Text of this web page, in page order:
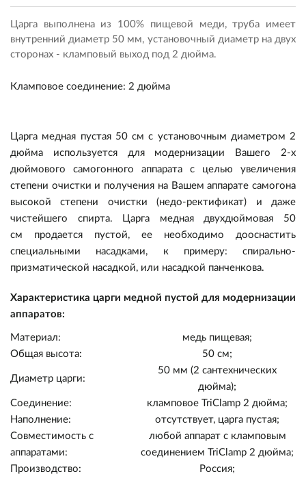
Царга выполнена из 100% пищевой меди, труба имеет
внутренний диаметр 50 мм, установочный диаметр на двух
сторонах - кламповый выход под 2 дюйма.
Кламповое соединение: 2 дюйма
Царга медная пустая 50 см с установочным диаметром 2
дюйма используется для модернизации Вашего 2-х
дюймового самогонного аппарата с целью увеличения
степени очистки и получения на Вашем аппарате самогона
высокой степени очистки (недо-ректификат) и даже
чистейшего спирта. Царга медная двухдюймовая 50
см продается пустой, ее необходимо дооснастить
специальными насадками, к примеру: спирально-
призматической насадкой, или насадкой панченкова.
Характеристика царги медной пустой для модернизации
аппаратов:
Материал:
медь пищевая;
Общая высота:
50 см;
Диаметр царги:
50 мм (2 сантехнических
дюйма);
Соединение:
кламповое TriClamp 2 дюйма;
Наполнение:
отсутствует, царга пустая;
Совместимость с
аппаратами:
любой аппарат с кламповым
соединением TriClamp 2 дюйма;
Производство:
Россия;
Ингредиенты
Солод
Экстракты
Оборудование
Измерение
Самогоноварение
Ингредиенты
Дрожжи
Варка и брожение
Прочее
Консервирование
Виноделие
Подарочные сертификаты
Акции